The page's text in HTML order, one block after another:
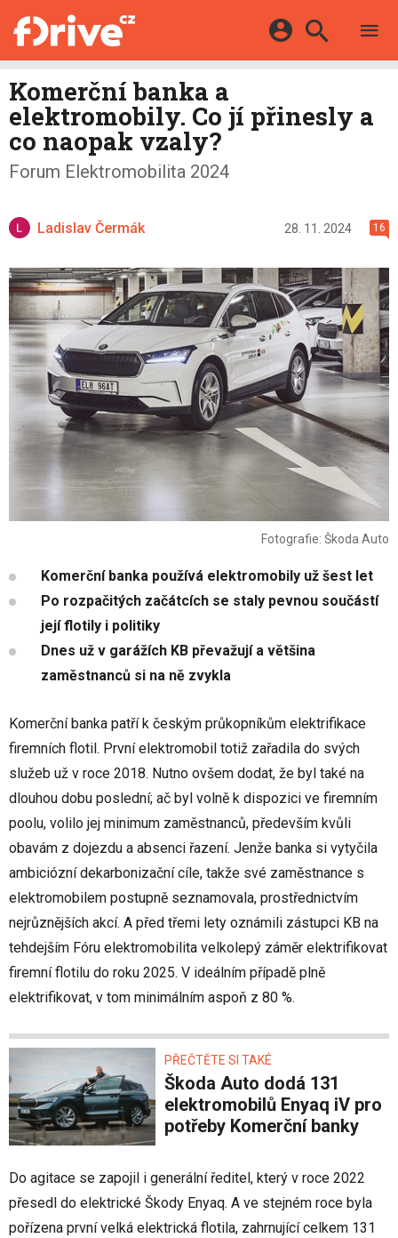
KATALOG
MAPA STANIC
HYBRIDY
E-MOTORSPORT
OSTATNÍ
SERIÁLY
Facebook Google
Twitter Apple
Komerční banka a
elektromobily. Co jí přinesly a
co naopak vzaly?
Forum Elektromobilita 2024
Ladislav Čermák 28. 11. 2024 16
Fotografie: Škoda Auto
Komerční banka používá elektromobily už šest let
Po rozpačitých začátcích se staly pevnou součástí
její flotily i politiky
Dnes už v garážích KB převažují a většina
zaměstnanců si na ně zvykla
Komerční banka patří k českým průkopníkům elektrifikace
firemních flotil. První elektromobil totiž zařadila do svých
služeb už v roce 2018. Nutno ovšem dodat, že byl také na
dlouhou dobu poslední; ač byl volně k dispozici ve firemním
poolu, volilo jej minimum zaměstnanců, především kvůli
obavám z dojezdu a absenci řazení. Jenže banka si vytyčila
ambiciózní dekarbonizační cíle, takže své zaměstnance s
elektromobilem postupně seznamovala, prostřednictvím
nejrůznějších akcí. A před třemi lety oznámili zástupci KB na
tehdejším Fóru elektromobilita velkolepý záměr elektrifikovat
firemní flotilu do roku 2025. V ideálním případě plně
elektrifikovat, v tom minimálním aspoň z 80 %.
PŘEČTĚTE SI TAKÉ
Škoda Auto dodá 131
elektromobilů Enyaq iV pro
potřeby Komerční banky
Do agitace se zapojil i generální ředitel, který v roce 2022
přesedl do elektrické Škody Enyaq. A ve stejném roce byla
pořízena první velká elektrická flotila, zahrnující celkem 131